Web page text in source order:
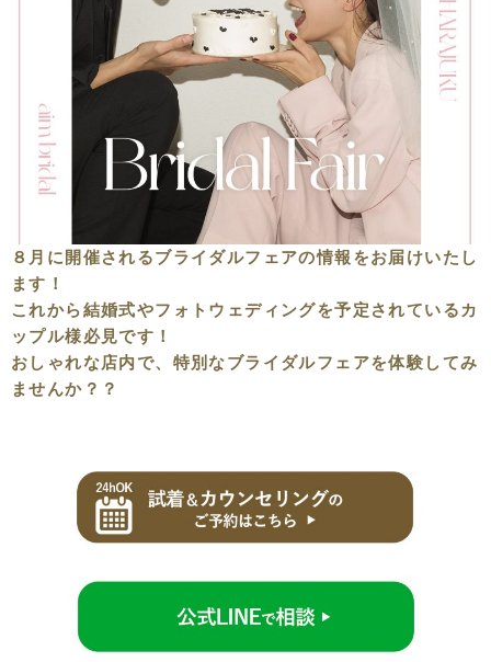
８月に開催されるブライダルフェアの情報をお届けいたし
ます！
これから結婚式やフォトウェディングを予定されているカ
ップル様必見です！
おしゃれな店内で、特別なブライダルフェアを体験してみ
ませんか？？